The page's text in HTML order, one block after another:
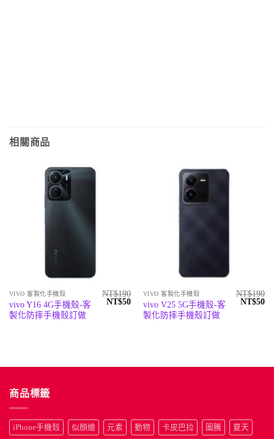
相關商品
VIVO 客製化手機殼
vivo Y16 4G手機殼-客
製化防摔手機殼訂做
NT$190
原
NT$50目
VIVO 客製化手機殼
vivo V25 5G手機殼-客
製化防摔手機殼訂做
NT$190
原
NT$50目
商品標籤
iPhone手機殼 似顏繪 元素 動物 卡皮巴拉 圖騰 夏天